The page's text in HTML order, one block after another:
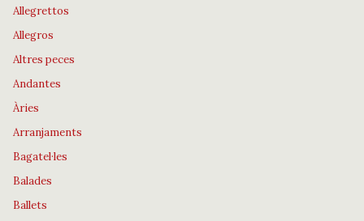
Allegrettos
Allegros
Altres peces
Andantes
Àries
Arranjaments
Bagatel·les
Balades
Ballets